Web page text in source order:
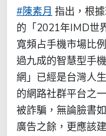
#陳素月 指出，根
的「2021年IMD世
寬頻占手機市場比
過九成的智慧型手
網」已經是台灣人
的網路社群平台之
被詐騙，無論臉書
廣告之餘，更應該